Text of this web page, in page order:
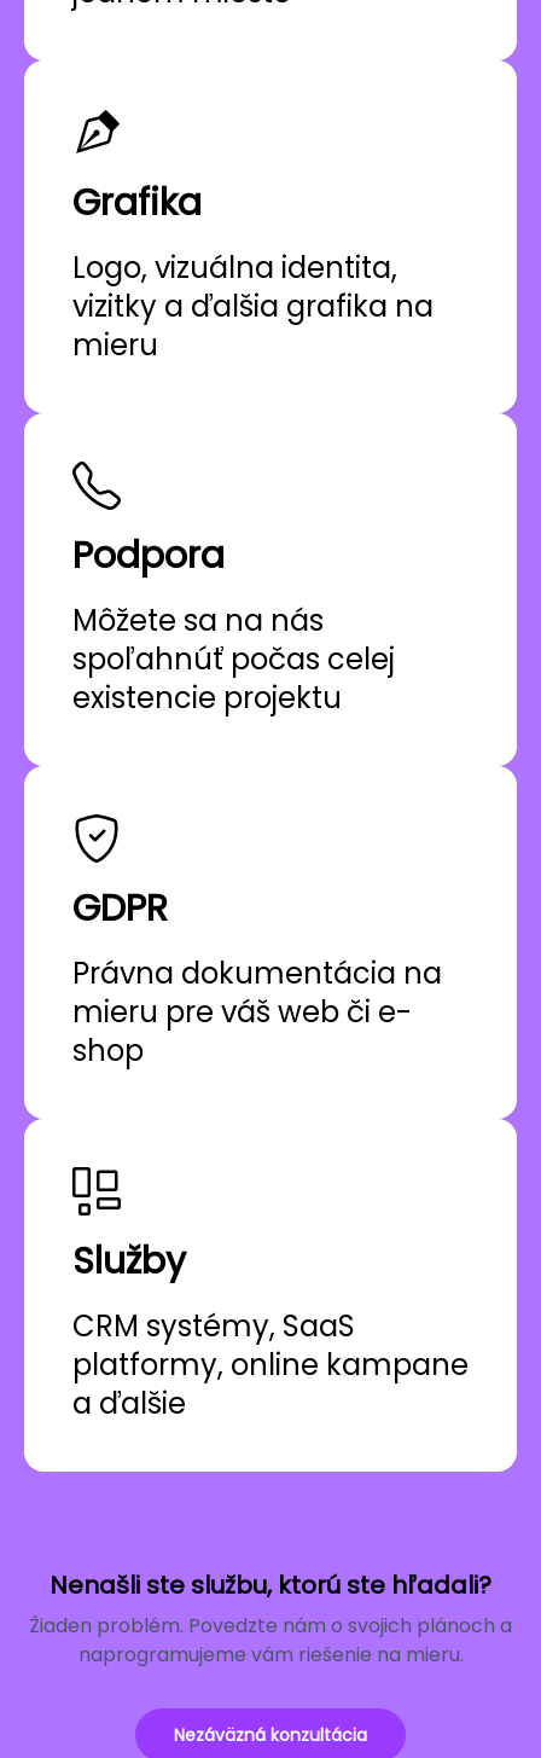
Grafika
Logo, vizuálna identita,
vizitky a ďalšia grafika na
mieru
Podpora
Môžete sa na nás
spoľahnúť počas celej
existencie projektu
GDPR
Právna dokumentácia na
mieru pre váš web či e-
shop
Služby
CRM systémy, SaaS
platformy, online kampane
a ďalšie
Nenašli ste službu, ktorú ste hľadali?
Žiaden problém. Povedzte nám o svojich plánoch a
naprogramujeme vám riešenie na mieru.
Nezáväzná konzultácia